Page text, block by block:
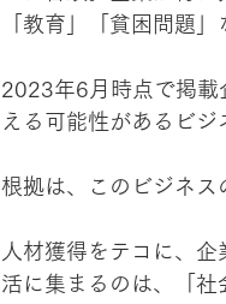
「教育」「貧困問題
2023年6月時点で掲載
える可能性があるビジ
根拠は、このビジネス
人材獲得をテコに、
活に集まるのは、「